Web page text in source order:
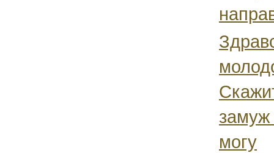
замуж
могу